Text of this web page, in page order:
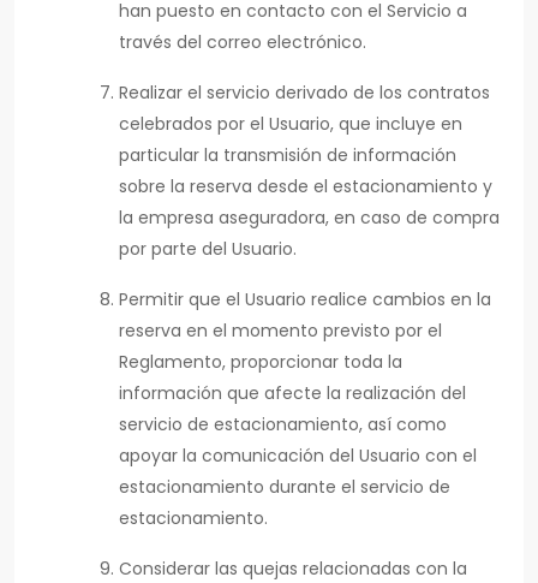
han puesto en contacto con el Servicio a
través del correo electrónico.
Realizar el servicio derivado de los contratos
celebrados por el Usuario, que incluye en
particular la transmisión de información
sobre la reserva desde el estacionamiento y
la empresa aseguradora, en caso de compra
por parte del Usuario.
Permitir que el Usuario realice cambios en la
reserva en el momento previsto por el
Reglamento, proporcionar toda la
información que afecte la realización del
servicio de estacionamiento, así como
apoyar la comunicación del Usuario con el
estacionamiento durante el servicio de
estacionamiento.
Considerar las quejas relacionadas con la